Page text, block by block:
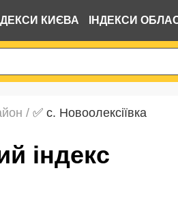
КИЄВА ІНДЕКСИ
/ ✅ с. Новоолексіївка
індекс